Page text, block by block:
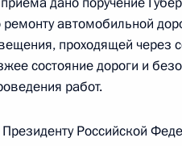
Федерации по приёму
данного по
автомобильной
проходящей через
состояние дороги и
работ.
Российской